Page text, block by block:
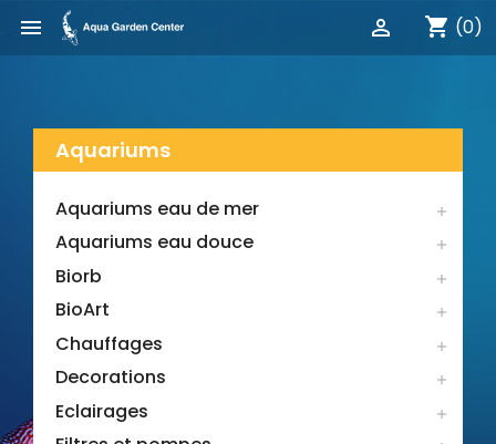
 shopping_cart (0)

Aquariums
Aquariums eau de mer 
Aquariums eau douce 
Biorb 
BioArt 
Chauffages 
Decorations 
Eclairages 